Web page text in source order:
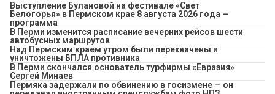
Выступление Булановой на фестивале «Свет
Белогорья» в Пермском крае 8 августа 2026 года —
программа
​В Перми изменится расписание вечерних рейсов шести
автобусных маршрутов
Над Пермским краем утром были перехвачены и
уничтожены БПЛА противника
В Перми скончался основатель турфирмы «Евразия»
Сергей Минаев
Пермяка задержали по обвинению в госизмене — он